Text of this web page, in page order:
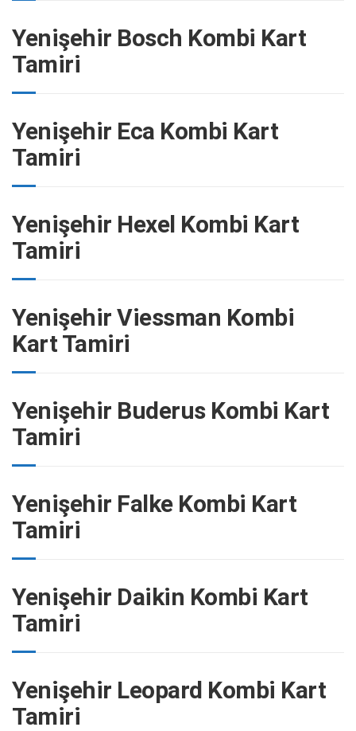
Yenişehir Bosch Kombi Kart
Tamiri
Yenişehir Eca Kombi Kart
Tamiri
Yenişehir Hexel Kombi Kart
Tamiri
Yenişehir Viessman Kombi
Kart Tamiri
Yenişehir Buderus Kombi Kart
Tamiri
Yenişehir Falke Kombi Kart
Tamiri
Yenişehir Daikin Kombi Kart
Tamiri
Yenişehir Leopard Kombi Kart
Tamiri